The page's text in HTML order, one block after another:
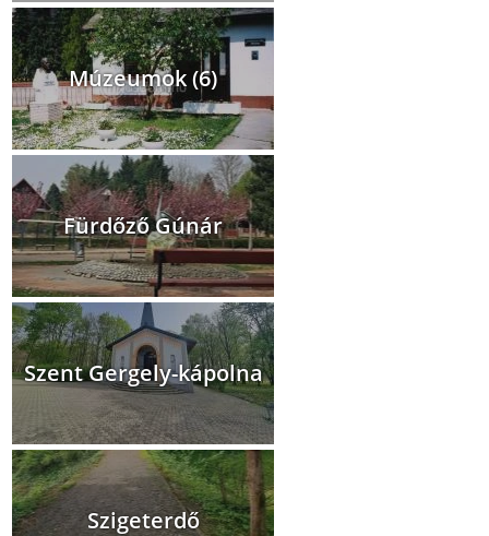
Múzeumok (6)
Fürdőző Gúnár
Szent Gergely-kápolna
Szigeterdő